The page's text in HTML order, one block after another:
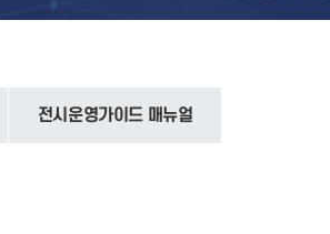
전시운영가이드 매뉴얼